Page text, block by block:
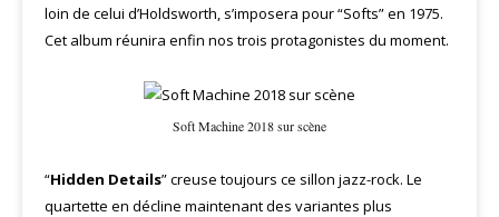
loin de celui d’Holdsworth, s’imposera pour “Softs” en 1975.
Cet album réunira enfin nos trois protagonistes du moment.
Soft Machine 2018 sur scène
“Hidden Details” creuse toujours ce sillon jazz-rock. Le
quartette en décline maintenant des variantes plus